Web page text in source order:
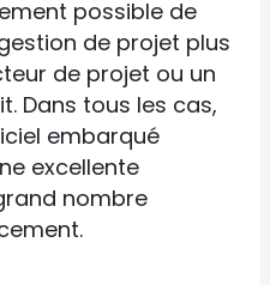
possible de
de projet plus
de projet ou un
Dans tous les cas,
embarqué
excellente
nombre